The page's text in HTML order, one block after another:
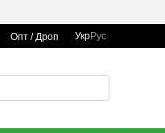
Опт / Дроп УкрРус